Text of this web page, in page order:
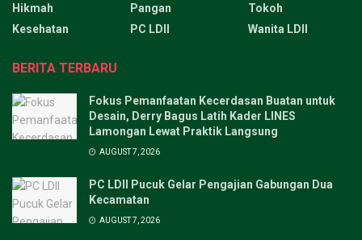
Hikmah
Kesehatan
Pangan
PC LDII
Tokoh
Wanita LDII
BERITA TERBARU
Fokus Pemanfaatan Kecerdasan Buatan untuk
Desain, Derry Bagus Latih Kader LINES
Lamongan Lewat Praktik Langsung
AUGUST 7, 2026
PC LDII Pucuk Gelar Pengajian Gabungan Dua
Kecamatan
AUGUST 7, 2026